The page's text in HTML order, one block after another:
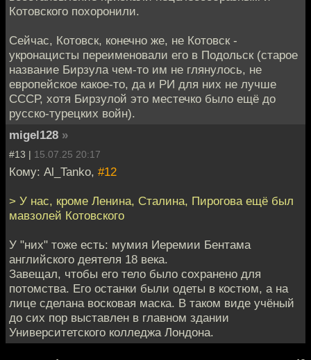
Котовского похоронили.
Сейчас, Котовск, конечно же, не Котовск -
укронацисты переименовали его в Подольск (старое
название Бирзула чем-то им не глянулось, не
европейское какое-то, да и РИ для них не лучше
СССР, хотя Бирзулой это местечко было ещё до
русско-турецких войн).
migel128 »
#13 | 15.07.25 20:17
Кому: Al_Tanko, #12
> У нас, кроме Ленина, Сталина, Пирогова ещё был
мавзолей Котовского
У "них" тоже есть: мумия Иеремии Бентама
английского деятеля 18 века.
Завещал, чтобы его тело было сохранено для
потомства. Его останки были одеты в костюм, а на
лице сделана восковая маска. В таком виде учёный
до сих пор выставлен в главном здании
Университетского колледжа Лондона.